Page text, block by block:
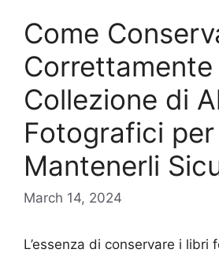
Come
Correttamente
Collezione di
Fotografici per
Mantenerli
March 14, 2024
L’essenza di conservare i libri